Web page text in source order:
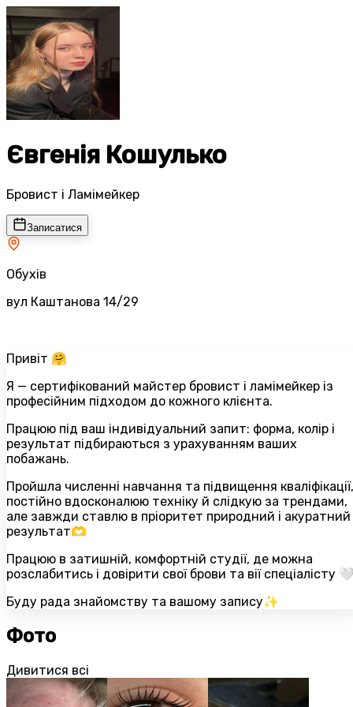
Євгенія Кошулько
Бровист і Ламімейкер
Записатися
Обухів
вул Каштанова 14/29
Привіт 🤗
Я — сертифікований майстер бровист і ламімейкер із
професійним підходом до кожного клієнта.
Працюю під ваш індивідуальний запит: форма, колір і
результат підбираються з урахуванням ваших
побажань.
Пройшла численні навчання та підвищення кваліфікації,
постійно вдосконалюю техніку й слідкую за трендами,
але завжди ставлю в пріоритет природний і акуратний
результат🫶
Працюю в затишній, комфортній студії, де можна
розслабитись і довірити свої брови та вії спеціалісту
Буду рада знайомству та вашому запису✨
Фото
Дивитися всі